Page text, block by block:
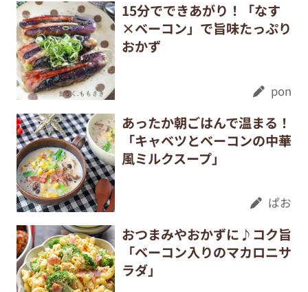
15分でできあがり！「なす
×ベーコン」で旨味たっぷり
おかず
pon
あったか朝ごはんで温まる！
「キャベツとベーコンの中華
風ミルクスープ」
ぱお
おつまみやおかずに♪コク旨
「ベーコン入りのマカロニサ
ラダ」